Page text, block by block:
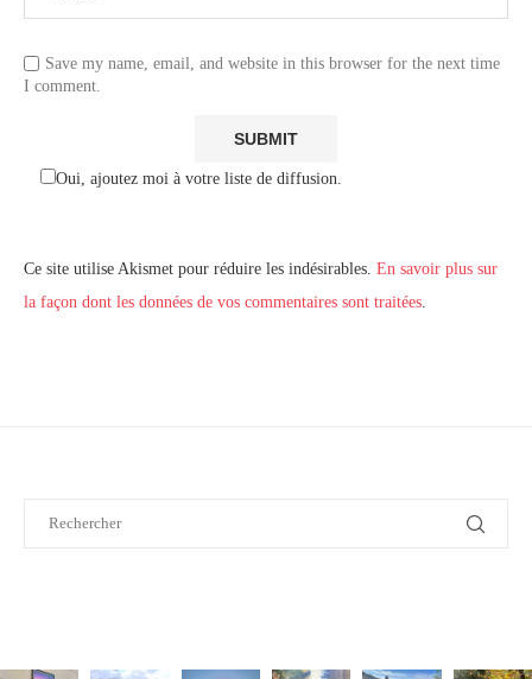
Save my name, email, and website in this browser for the next time
I comment.
Oui, ajoutez moi à votre liste de diffusion.
Ce site utilise Akismet pour réduire les indésirables. En savoir plus sur
la façon dont les données de vos commentaires sont traitées.